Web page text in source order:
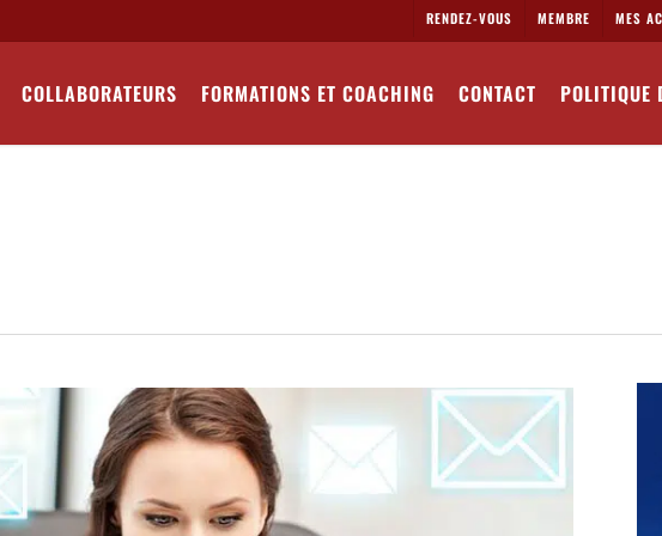
RENDEZ-VOUS MEMBRE MES
COLLABORATEURS FORMATIONS ET COACHING CONTACT POLITIQUE